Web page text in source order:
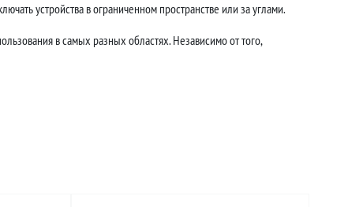
устройства в ограниченном пространстве или за углами.
в самых разных областях. Независимо от того,